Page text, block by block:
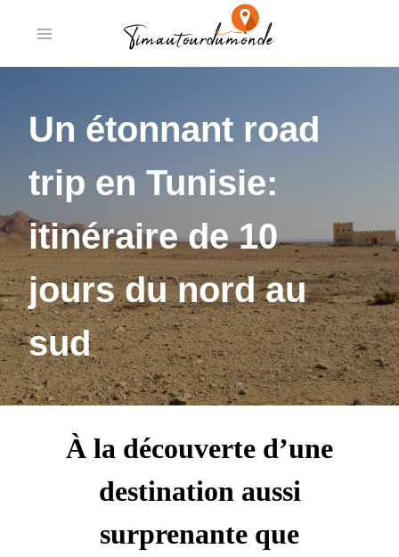
Un étonnant road
trip en Tunisie:
itinéraire de 10
jours du nord au
sud
À la découverte d’une
destination aussi
surprenante que